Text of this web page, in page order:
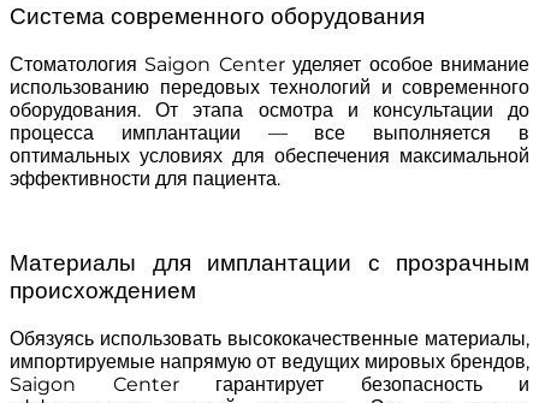
Система современного оборудования
Стоматология Saigon Center уделяет особое внимание
использованию передовых технологий и современного
оборудования. От этапа осмотра и консультации до
процесса имплантации — все выполняется в
оптимальных условиях для обеспечения максимальной
эффективности для пациента.
Материалы для имплантации с прозрачным
происхождением
Обязуясь использовать высококачественные материалы,
импортируемые напрямую от ведущих мировых брендов,
Saigon Center гарантирует безопасность и